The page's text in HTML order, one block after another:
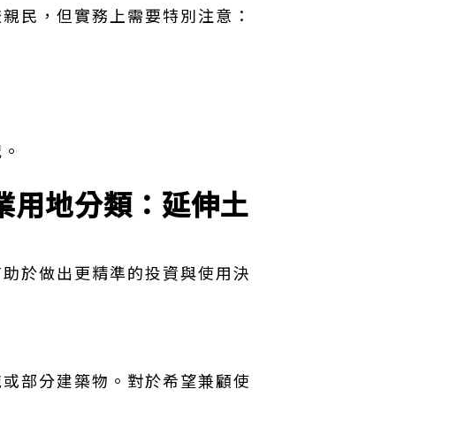
民，但實務上需要特別注意：
用地分類：延伸土
於做出更精準的投資與使用決
部分建築物。對於希望兼顧使